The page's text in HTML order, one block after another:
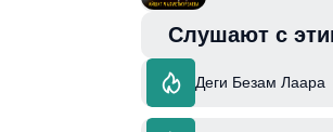
Слушают с
Деги Безам Лаара